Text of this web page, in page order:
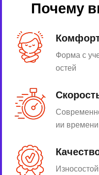
Почему
Форма с
остей
ии